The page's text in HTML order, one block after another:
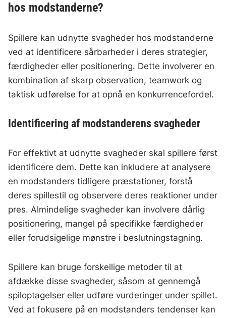
hos modstanderne?
Spillere kan udnytte svagheder hos modstanderne
ved at identificere sårbarheder i deres strategier,
færdigheder eller positionering. Dette involverer en
kombination af skarp observation, teamwork og
taktisk udførelse for at opnå en konkurrencefordel.
Identificering af modstanderens svagheder
For effektivt at udnytte svagheder skal spillere først
identificere dem. Dette kan inkludere at analysere
en modstanders tidligere præstationer, forstå
deres spillestil og observere deres reaktioner under
pres. Almindelige svagheder kan involvere dårlig
positionering, mangel på specifikke færdigheder
eller forudsigelige mønstre i beslutningstagning.
Spillere kan bruge forskellige metoder til at
afdække disse svagheder, såsom at gennemgå
spiloptagelser eller udføre vurderinger under spillet.
Ved at fokusere på en modstanders tendenser kan